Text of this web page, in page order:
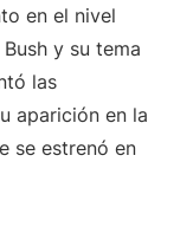
en el nivel
y su tema
las
aparición en la
se estrenó en